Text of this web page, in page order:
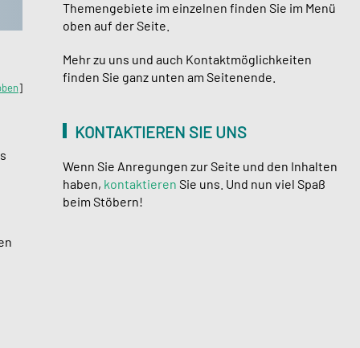
]
Themengebiete im einzelnen finden Sie im Menü
oben auf der Seite.
Mehr zu uns und auch Kontaktmöglichkeiten
finden Sie ganz unten am Seitenende.
KONTAKTIEREN SIE UNS
Wenn Sie Anregungen zur Seite und den Inhalten
haben, kontaktieren Sie uns. Und nun viel Spaß
beim Stöbern!